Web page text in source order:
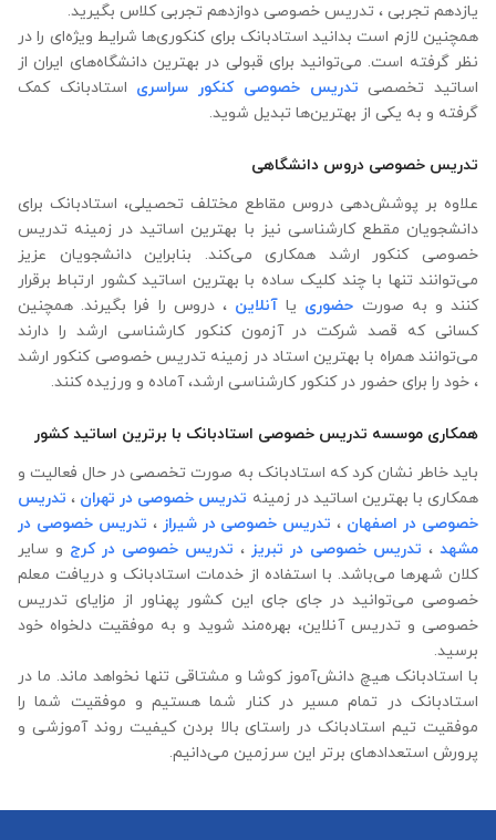
یازدهم تجربی ، تدریس خصوصی دوازدهم تجربی کلاس بگیرید.
همچنین لازم است بدانید استادبانک برای کنکوری‌ها شرایط ویژه‌ای را در
نظر گرفته است. می‌توانید برای قبولی در بهترین دانشگاه‌های ایران از
اساتید تخصصی تدریس خصوصی کنکور سراسری استادبانک کمک
گرفته و به یکی از بهترین‌ها تبدیل شوید.
تدریس خصوصی دروس دانشگاهی
علاوه ‌بر پوشش‌دهی دروس مقاطع مختلف تحصیلی، استادبانک برای
دانشجویان مقطع کارشناسی نیز با بهترین اساتید در زمینه تدریس
خصوصی کنکور ارشد همکاری می‌کند. بنابراین دانشجویان عزیز
می‌توانند تنها با چند کلیک ساده با بهترین اساتید کشور ارتباط برقرار
کنند و به صورت حضوری یا آنلاین ، دروس را فرا بگیرند. همچنین
کسانی که قصد شرکت در آزمون کنکور کارشناسی ارشد را دارند
می‌توانند همراه با بهترین استاد در زمینه تدریس خصوصی کنکور ارشد
، خود را برای حضور در کنکور کارشناسی ارشد، آماده و ورزیده کنند.
همکاری موسسه تدریس خصوصی استادبانک با برترین اساتید کشور
باید خاطر نشان کرد که استادبانک به صورت تخصصی در حال فعالیت و
همکاری با بهترین اساتید در زمینه تدریس خصوصی در تهران ، تدریس
خصوصی در اصفهان ، تدریس خصوصی در شیراز، تدریس خصوصی در
مشهد ، تدریس خصوصی در تبریز ، تدریس خصوصی در کرج و سایر
کلان شهرها می‌باشد. با استفاده از خدمات استادبانک و دریافت معلم
خصوصی می‌توانید در جای جای این کشور پهناور از مزایای تدریس
خصوصی و تدریس آنلاین، بهره‌مند شوید و به موفقیت دلخواه خود
برسید.
با استادبانک هیچ دانش‌آموز کوشا و مشتاقی تنها نخواهد ماند. ما در
استادبانک در تمام مسیر در کنار شما هستیم و موفقیت شما را
موفقیت تیم استادبانک در راستای بالا بردن کیفیت روند آموزشی و
پرورش استعدادهای برتر این سرزمین می‌دانیم.